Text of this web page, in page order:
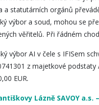
a statutárních orgánů
výbor a soud, mohou se
věřitelů. Při řádném
výbor AI v čele s IFISem
z majetkové podstaty
EUR.
Lázně SAVOY a.s.